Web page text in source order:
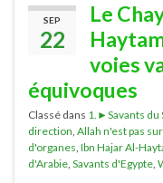
SEP
22
Le
voies
équivoques
Classé dans 1.►Savants du
direction, Allah n'est pas
d'organes, Ibn Hajar Al-
d'Arabie, Savants d'Egypte,